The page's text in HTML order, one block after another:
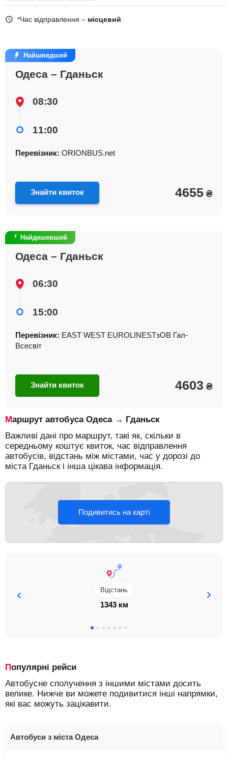
*Час відправлення – місцевий
Найшвидший
Одеса – Гданьск
08:30
11:00
Перевізник: ORIONBUS.net
Знайти квиток 4655 ₴
Найдешевший
Одеса – Гданьск
06:30
15:00
Перевізник: EAST WEST EUROLINESТзОВ Гал-
Всесвiт
Знайти квиток 4603 ₴
Маршрут автобуса Одеса → Гданьск
Важливі дані про маршрут, такі як, скільки в
середньому коштує квиток, час відправлення
автобусів, відстань між містами, час у дорозі до
міста Гданьск і інша цікава інформація.
Подивитись на карті
Відстань
1343 км
Популярні рейси
Автобусне сполучення з іншими містами досить
велике. Нижче ви можете подивитися інші напрямки,
які вас можуть зацікавити.
Автобуси з міста Одеса